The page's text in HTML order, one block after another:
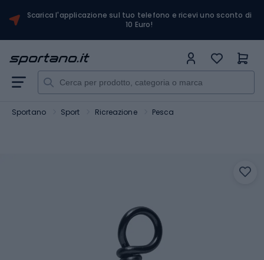
Scarica l'applicazione sul tuo telefono e ricevi uno sconto di
10 Euro!
Sportano Sport Ricreazione Pesca